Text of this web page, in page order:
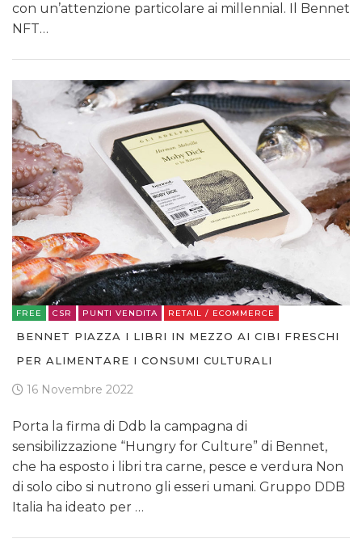
con un’attenzione particolare ai millennial. Il Bennet
NFT…
FREE CSR PUNTI VENDITA RETAIL / ECOMMERCE
BENNET PIAZZA I LIBRI IN MEZZO AI CIBI FRESCHI
PER ALIMENTARE I CONSUMI CULTURALI
16 Novembre 2022
Porta la firma di Ddb la campagna di
sensibilizzazione “Hungry for Culture” di Bennet,
che ha esposto i libri tra carne, pesce e verdura Non
di solo cibo si nutrono gli esseri umani. Gruppo DDB
Italia ha ideato per …